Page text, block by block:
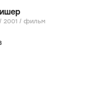
Betty Fisher et autres histoires / 2001 / фильм